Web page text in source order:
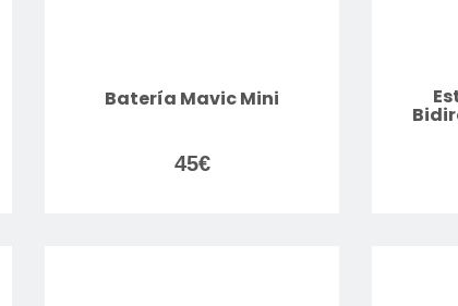
Batería Mavic Mini
45€